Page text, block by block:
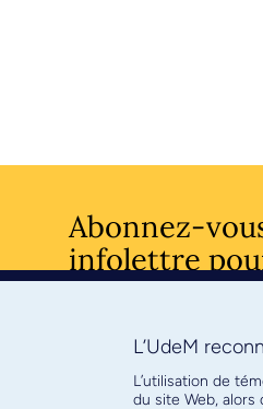
Abonnez-
infolettre
l’actualité
L’UdeM
L’utilisation de
du site Web,